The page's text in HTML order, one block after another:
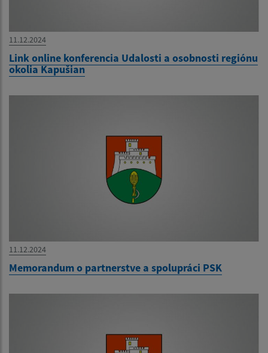
11.12.2024
Link online konferencia Udalosti a osobnosti regiónu
okolia Kapušian
11.12.2024
Memorandum o partnerstve a spolupráci PSK